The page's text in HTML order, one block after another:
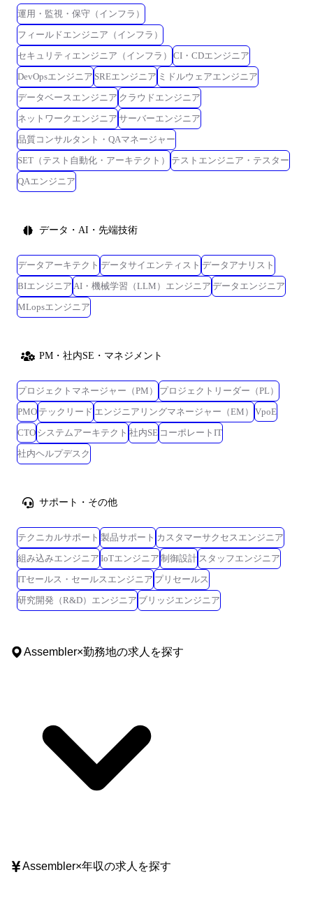
運用・監視・保守（インフラ）
フィールドエンジニア（インフラ）
セキュリティエンジニア（インフラ）
CI・CDエンジニア
DevOpsエンジニア SREエンジニア ミドルウェアエンジニア
データベースエンジニア クラウドエンジニア
ネットワークエンジニア サーバーエンジニア
品質コンサルタント・QAマネージャー
SET（テスト自動化・アーキテクト）
テストエンジニア・テスター
QAエンジニア
データ・AI・先端技術
データアーキテクト データサイエンティスト データアナリスト
BIエンジニア AI・機械学習（LLM）エンジニア データエンジニア
MLopsエンジニア
PM・社内SE・マネジメント
プロジェクトマネージャー（PM）
プロジェクトリーダー（PL）
PMO テックリード エンジニアリングマネージャー（EM）
VpoE
CTO システムアーキテクト 社内SE コーポレートIT
社内ヘルプデスク
サポート・その他
テクニカルサポート 製品サポート カスタマーサクセスエンジニア
組み込みエンジニア IoTエンジニア 制御設計 スタッフエンジニア
ITセールス・セールスエンジニア プリセールス
研究開発（R&D）エンジニア ブリッジエンジニア
Assembler×勤務地の求人を探す
Assembler×年収の求人を探す